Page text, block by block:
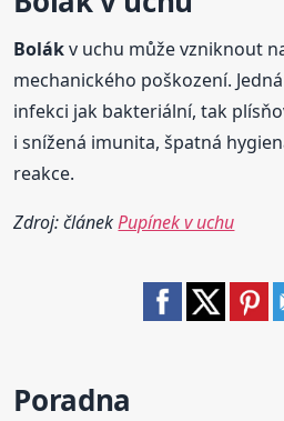
Bolákv uchu může vzniknout
mechanického poškození.
infekci jak bakteriální, tak
i snížená imunita, špatná
reakce.
Zdroj: článekPupínek v uchu
Poradna